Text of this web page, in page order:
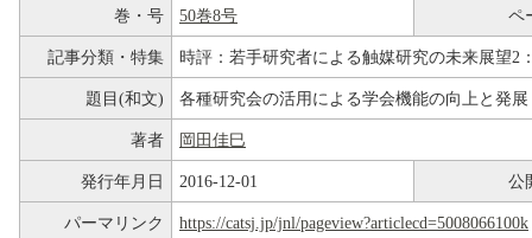
巻・号 50巻8号 ペ
記事分類・特集 時評：若手研究者による触媒研究の未来展望2
題目(和文) 各種研究会の活用による学会機能の向上と発展
著者 岡田佳巳
発行年月日 2016-12-01 公
パーマリンク https://catsj.jp/jnl/pageview?articlecd=5008066100k